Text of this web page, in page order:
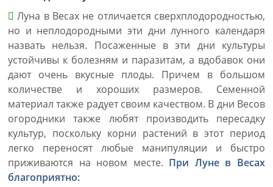
Луна в Весах не отличается сверхплодородностью,
но и неплодородными эти дни лунного календаря
назвать нельзя. Посаженные в эти дни культуры
устойчивы к болезням и паразитам, а вдобавок они
дают очень вкусные плоды. Причем в большом
количестве и хороших размеров. Семенной
материал также радует своим качеством. В дни Весов
огородники также любят производить пересадку
культур, поскольку корни растений в этот период
легко переносят любые манипуляции и быстро
приживаются на новом месте. При Луне в Весах
благоприятно: